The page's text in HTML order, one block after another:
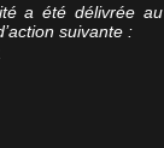
a été délivrée au
suivante :